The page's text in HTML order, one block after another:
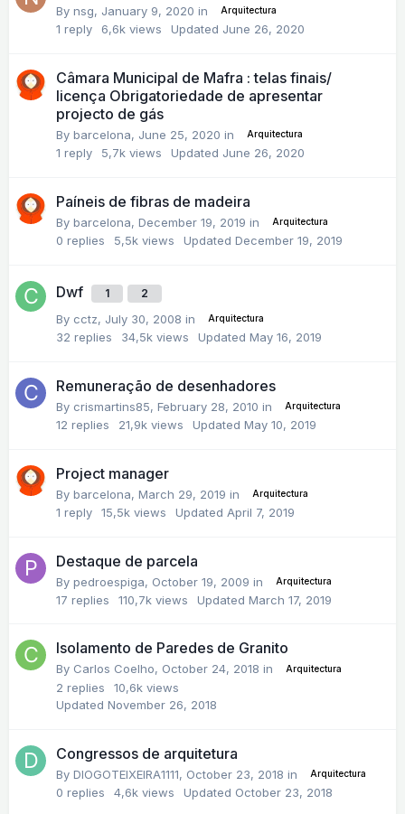
By nsg, January 9, 2020 in Arquitectura
1 reply 6,6k views Updated June 26, 2020
Câmara Municipal de Mafra : telas finais/
licença Obrigatoriedade de apresentar
projecto de gás
By barcelona, June 25, 2020 in Arquitectura
1 reply 5,7k views Updated June 26, 2020
Paíneis de fibras de madeira
By barcelona, December 19, 2019 in Arquitectura
0 replies 5,5k views Updated December 19, 2019
Dwf 1 2
By cctz, July 30, 2008 in Arquitectura
32 replies 34,5k views Updated May 16, 2019
Remuneração de desenhadores
By crismartins85, February 28, 2010 in Arquitectura
12 replies 21,9k views Updated May 10, 2019
Project manager
By barcelona, March 29, 2019 in Arquitectura
1 reply 15,5k views Updated April 7, 2019
Destaque de parcela
By pedroespiga, October 19, 2009 in Arquitectura
17 replies 110,7k views Updated March 17, 2019
Isolamento de Paredes de Granito
By Carlos Coelho, October 24, 2018 in Arquitectura
2 replies 10,6k views
Updated November 26, 2018
Congressos de arquitetura
By DIOGOTEIXEIRA1111, October 23, 2018 in Arquitectura
0 replies 4,6k views Updated October 23, 2018